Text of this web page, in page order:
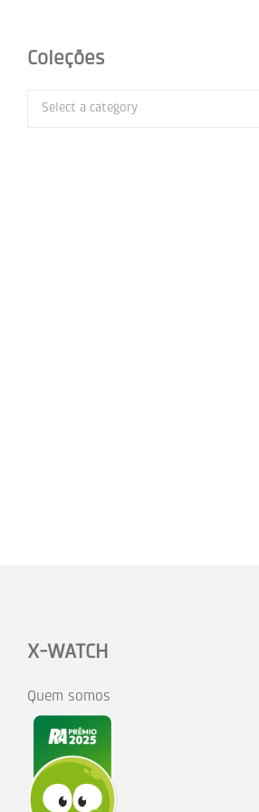
Coleções
Select a category
X-WATCH
Quem somos